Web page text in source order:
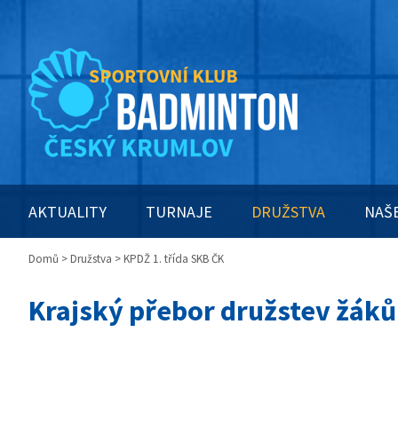
AKTUALITY TURNAJE DRUŽSTVA
Domů > Družstva > KPDŽ 1. třída SKB ČK
Krajský přebor družstev